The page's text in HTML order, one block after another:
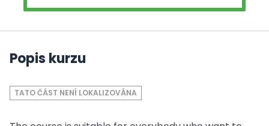
Popis kurzu
TATO ČÁST NENÍ LOKALIZOVÁNA